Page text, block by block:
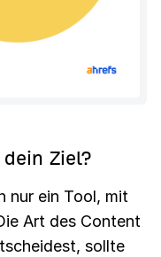
Ziel?
nur ein Tool, mit
Art des Content
sollte